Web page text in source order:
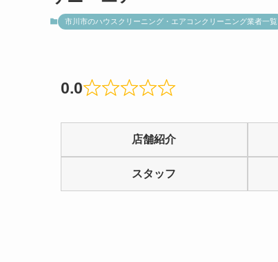
市川市のハウスクリーニング・エアコンクリーニング業者一覧
0.0
Rated
0.0
out
5
店舗紹介
スタッフ